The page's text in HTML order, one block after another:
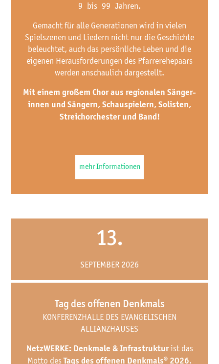
9 bis 99 Jahren.
Gemacht für alle Generationen wird in vielen
Spielszenen und Liedern nicht nur die Geschichte
beleuchtet, auch das persönliche Leben und die
eigenen Herausforderungen des Pfarrerehepaars
werden anschaulich dargestellt.
Mit einem großem Chor aus regionalen Sänger­
innen und Sängern, Schauspielern, Solisten,
Streichorchester und Band!
mehr Informationen
13.
SEPTEMBER 2026
Tag des offenen Denkmals
KONFERENZHALLE DES EVANGELISCHEN
ALLIANZHAUSES
NetzWERKE: Denkmale & Infrastrukturist das
Motto desTags des offenen Denkmals® 2026.